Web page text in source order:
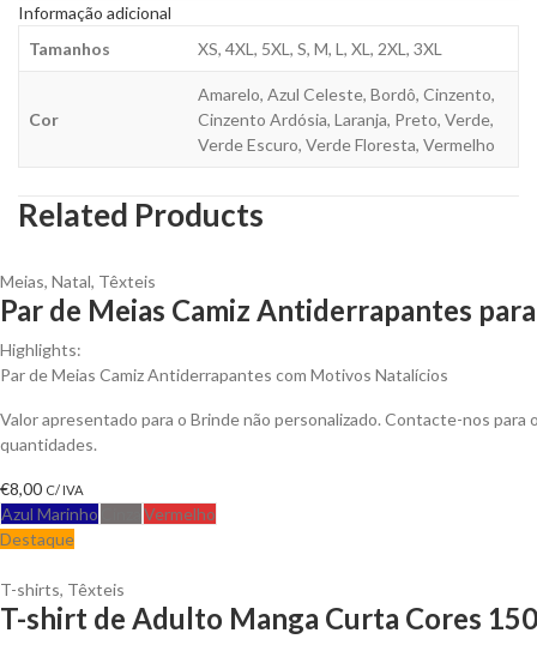
Informação adicional
Tamanhos
XS, 4XL, 5XL, S, M, L, XL, 2XL, 3XL
Cor
Amarelo, Azul Celeste, Bordô, Cinzento,
Cinzento Ardósia, Laranja, Preto, Verde,
Verde Escuro, Verde Floresta, Vermelho
Related Products
Meias, Natal, Têxteis
Par de Meias Camiz Antiderrapantes
Highlights:
Par de Meias Camiz Antiderrapantes com Motivos Natalícios
Valor apresentado para o Brinde não personalizado. Contacte-nos
quantidades.
€8,00 C/ IVA
Azul Marinho
Vermelho
Destaque
T-shirts, Têxteis
T-shirt de Adulto Manga Curta Cores